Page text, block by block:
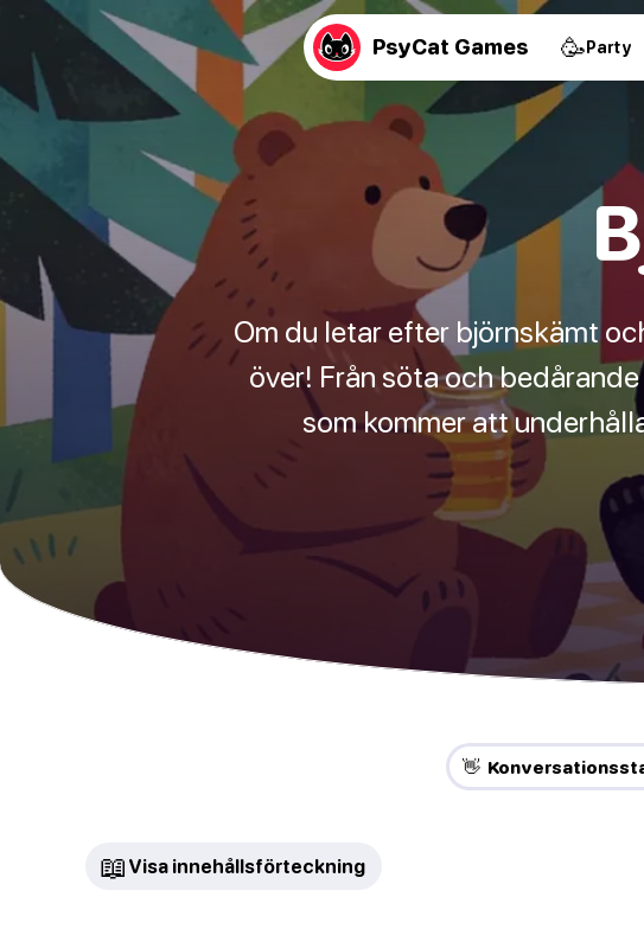
PsyCat Games 🥳Party
Om du letar efter björnskämt
över! Från söta och
som kommer att
👋
📖 Visa innehållsförteckning